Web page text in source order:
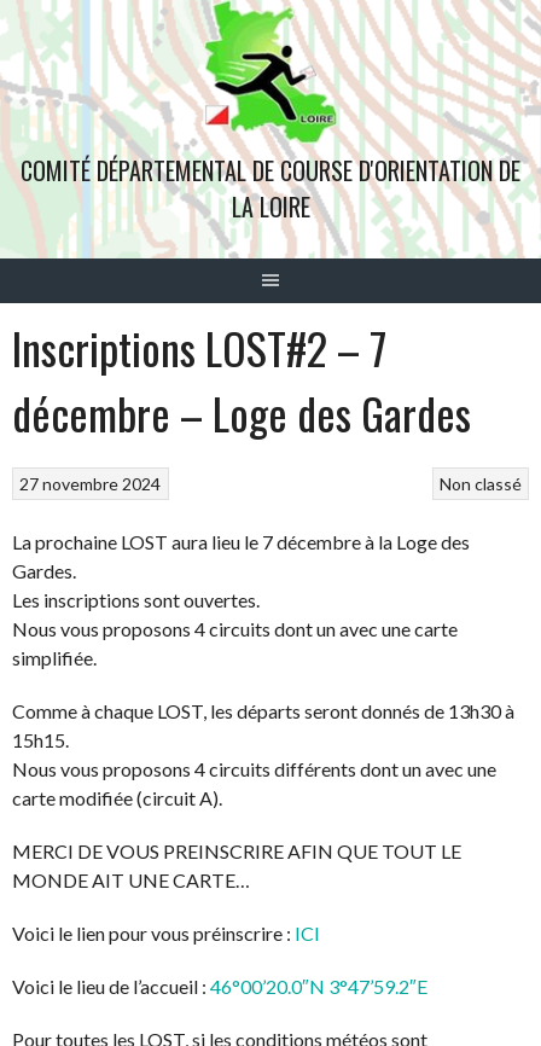
Aller
contenu
COMITÉ DÉPARTEMENTAL DE COURSE D'ORIENTATION DE
LA LOIRE
Inscriptions LOST#2 – 7
décembre – Loge des Gardes
Non classé
27 novembre 2024
La prochaine LOST aura lieu le 7 décembre à la Loge des
Gardes.
Les inscriptions sont ouvertes.
Nous vous proposons 4 circuits dont un avec une carte
simplifiée.
Comme à chaque LOST, les départs seront donnés de 13h30 à
15h15.
Nous vous proposons 4 circuits différents dont un avec une
carte modifiée (circuit A).
MERCI DE VOUS PREINSCRIRE AFIN QUE TOUT LE
MONDE AIT UNE CARTE…
Voici le lien pour vous préinscrire : ICI
Voici le lieu de l’accueil : 46°00’20.0″N 3°47’59.2″E
Pour toutes les LOST, si les conditions météos sont